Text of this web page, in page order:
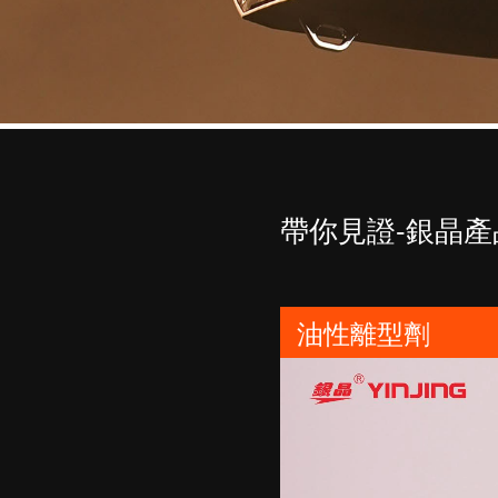
帶你見證-銀晶
油性離型劑